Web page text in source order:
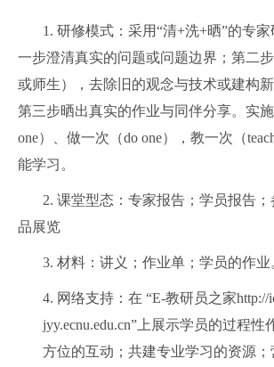
1. 研修模式：采用“清+洗+晒”的专
一步澄清真实的问题或问题边界；第二
或师生），去除旧的观念与技术或建构
第三步晒出真实的作业与同伴分享。实
one）、做一次（do one），教一次（
能学习。
2. 课堂型态：专家报告；学员报告
品展览
3. 材料：讲义；作业单；学员的作业
4. 网络支持：在 “E-教研员之家http://
jyy.ecnu.edu.cn”上展示学员的过程性
方位的互动；共建专业学习的资源